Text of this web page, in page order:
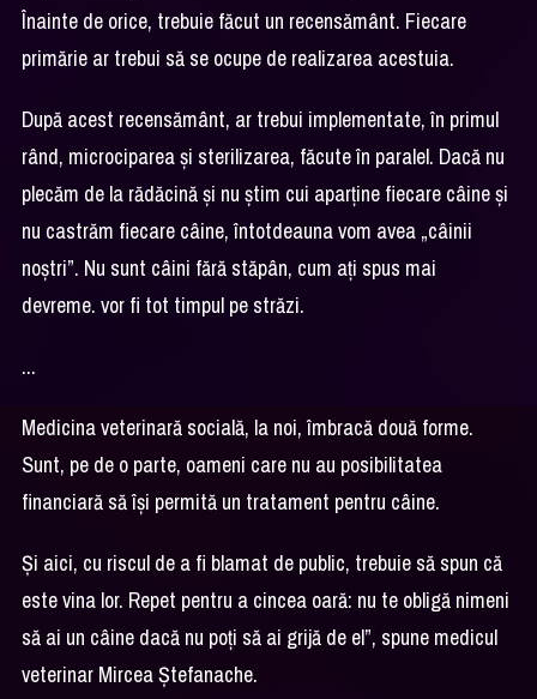
Înainte de orice, trebuie făcut un recensământ. Fiecare
primărie ar trebui să se ocupe de realizarea acestuia.
După acest recensământ, ar trebui implementate, în primul
rând, microciparea și sterilizarea, făcute în paralel. Dacă nu
plecăm de la rădăcină și nu știm cui aparține fiecare câine și
nu castrăm fiecare câine, întotdeauna vom avea „câinii
noștri”. Nu sunt câini fără stăpân, cum ați spus mai
devreme. vor fi tot timpul pe străzi.
...
Medicina veterinară socială, la noi, îmbracă două forme.
Sunt, pe de o parte, oameni care nu au posibilitatea
financiară să își permită un tratament pentru câine.
Și aici, cu riscul de a fi blamat de public, trebuie să spun că
este vina lor. Repet pentru a cincea oară: nu te obligă nimeni
să ai un câine dacă nu poți să ai grijă de el”, spune medicul
veterinar Mircea Ștefanache.